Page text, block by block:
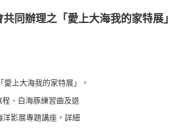
同辦理之「愛上大海我的家特展」
上大海我的家特展」，
、白海豚練習曲及退
影展專題講座，詳細